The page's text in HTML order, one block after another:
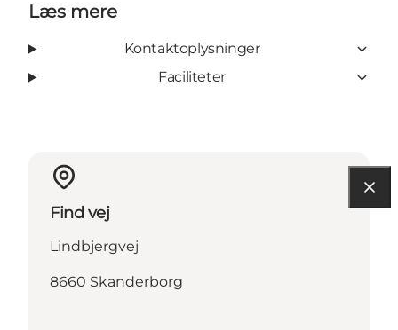
Læs mere
Kontaktoplysninger
Faciliteter
Find vej
Lindbjergvej
8660 Skanderborg